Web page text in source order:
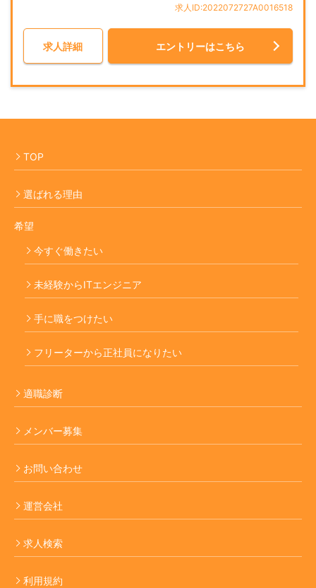
求人ID:2022072727A0016518
求人詳細 エントリーはこちら
TOP
選ばれる理由
希望
今すぐ働きたい
未経験からITエンジニア
手に職をつけたい
フリーターから正社員になりたい
適職診断
メンバー募集
お問い合わせ
運営会社
求人検索
利用規約